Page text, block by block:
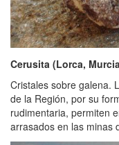
Cerusita (Lorca,
Cristales sobre galena.
de la Región, por su
rudimentaria, permiten
arrasados en las minas